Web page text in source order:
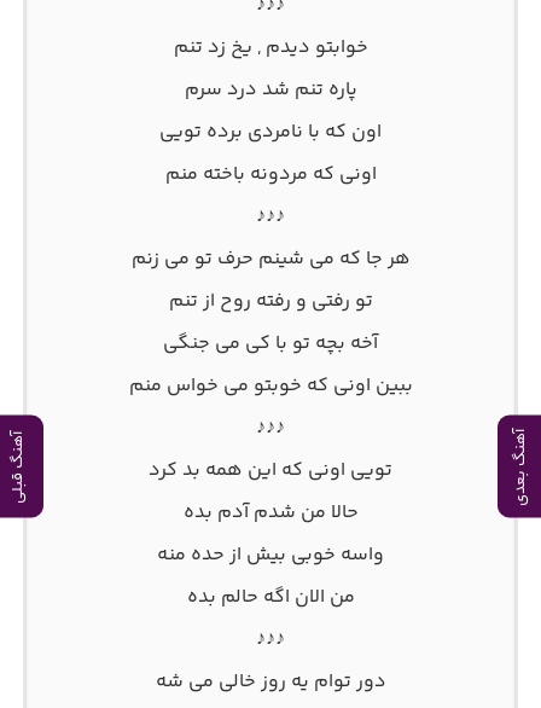
آهنگ بعدی آهنگ قبلی
خوابتو دیدم , یخ زد تنم
پاره تنم شد درد سرم
اون که با نامردی برده تویی
اونی که مردونه باخته منم
♪♪♪
هر جا که می شینم حرف تو می زنم
تو رفتی و رفته روح از تنم
آخه بچه تو با کی می جنگی
ببین اونی که خوبتو می خواس منم
♪♪♪
تویی اونی که این همه بد کرد
حالا من شدم آدم بده
واسه خوبی بیش از حده منه
من الان اگه حالم بده
♪♪♪
دور توام یه روز خالی می شه